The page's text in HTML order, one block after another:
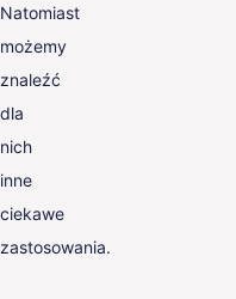
Natomiast
możemy
znaleźć
dla
nich
inne
ciekawe
zastosowania.